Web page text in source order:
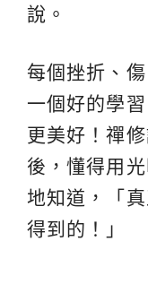
說。
每個挫折、
一個好的學
更美好！禪
後，懂得用
地知道，「
得到的！」